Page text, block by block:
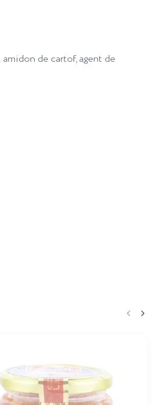
de cartof, agent de